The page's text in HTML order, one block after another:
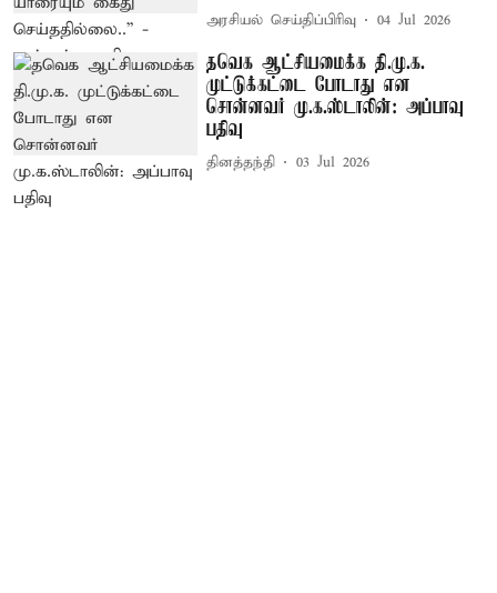
அரசியல் செய்திப்பிரிவு 04 Jul 2026
தவெக ஆட்சியமைக்க தி.மு.க.
முட்டுக்கட்டை போடாது என
சொன்னவர் மு.க.ஸ்டாலின்: அப்பாவு
பதிவு
தினத்தந்தி 03 Jul 2026